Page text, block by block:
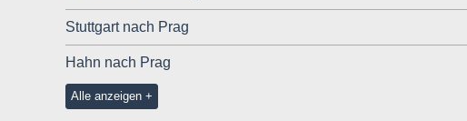
Stuttgart nach Prag
Hahn nach Prag
Alle anzeigen